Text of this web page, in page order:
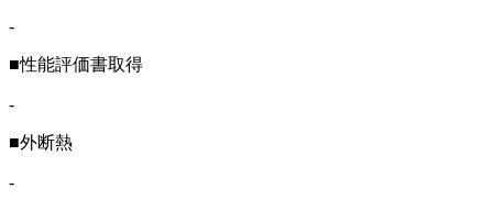
-
■性能評価書取得
-
■外断熱
-